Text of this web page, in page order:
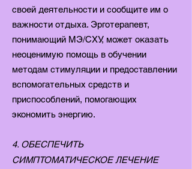
своей деятельности и сообщите им о
важности отдыха. Эрготерапевт,
понимающий МЭ/СХУ, может оказать
неоценимую помощь в обучении
методам стимуляции и предоставлении
вспомогательных средств и
приспособлений, помогающих
экономить энергию.
4. ОБЕСПЕЧИТЬ
СИМПТОМАТИЧЕСКОЕ ЛЕЧЕНИЕ